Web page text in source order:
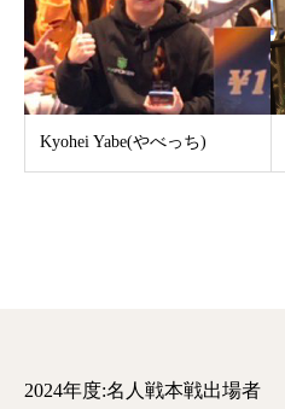
Kyohei Yabe(やべっち)
2024年度:名人戦本戦出場者